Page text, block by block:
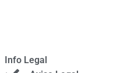
Info Legal